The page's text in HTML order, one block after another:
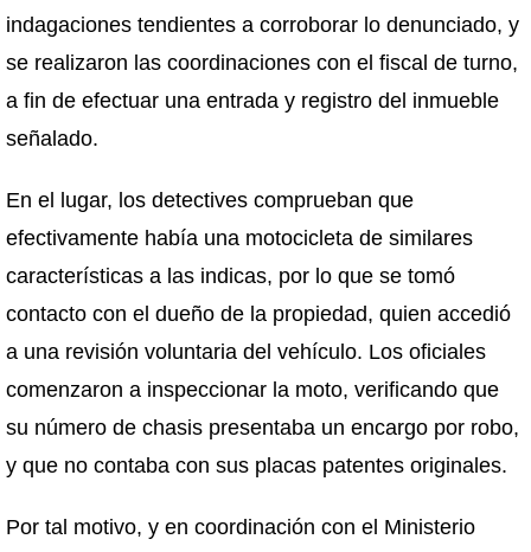
indagaciones tendientes a corroborar lo denunciado, y
se realizaron las coordinaciones con el fiscal de turno,
a fin de efectuar una entrada y registro del inmueble
señalado.
En el lugar, los detectives comprueban que
efectivamente había una motocicleta de similares
características a las indicas, por lo que se tomó
contacto con el dueño de la propiedad, quien accedió
a una revisión voluntaria del vehículo. Los oficiales
comenzaron a inspeccionar la moto, verificando que
su número de chasis presentaba un encargo por robo,
y que no contaba con sus placas patentes originales.
Por tal motivo, y en coordinación con el Ministerio